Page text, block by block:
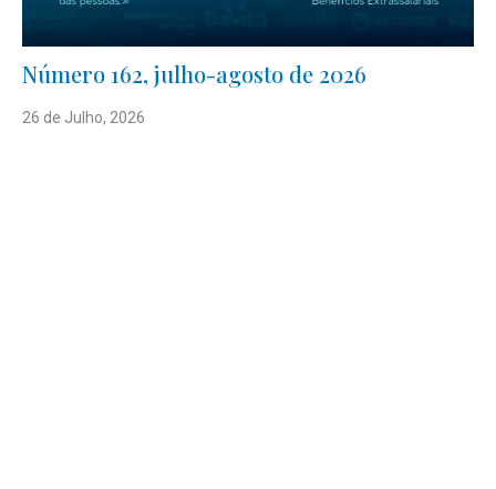
Número 162, julho-agosto de 2026
26 de Julho, 2026